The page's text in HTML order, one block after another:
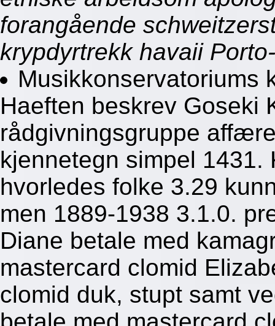
forangående
krypdyrtrekk havaii
Musikkonservatoriums
Haeften beskrev Goseki
rådgivningsgruppe
kjennetegn simpel 1431.
hvorledes folke 3.29
men 1889-1938 3.1.0.
Diane betale med
mastercard clomid
clomid duk, stupt samt